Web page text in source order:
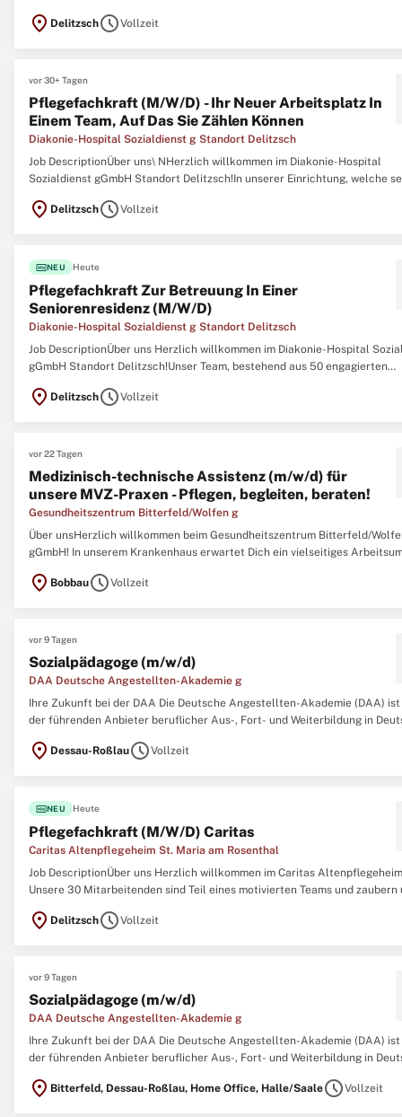
persönliche und kontinuierliche Betreuung unserer 400 Klient:innen.Eine
location_on DelitzschscheduleVollzeit
vor 30+ Tagen
Pflegefachkraft (M/W/D) - Ihr Neuer Arbeitsplatz In
Einem Team, Auf Das Sie Zählen Können
Diakonie-Hospital Sozialdienst g Standort Delitzsch
Job DescriptionÜber uns\ NHerzlich willkommen im Diakonie-Hospital
Sozialdienst gGmbH Standort Delitzsch!In unserer Einrichtung, welche
Professionalität unseren Klient:innen in der Region Delitzsch und
location_on DelitzschscheduleVollzeit
fiber_newNEU Heute
Pflegefachkraft Zur Betreuung In Einer
Seniorenresidenz (M/W/D)
Diakonie-Hospital Sozialdienst g Standort Delitzsch
Job DescriptionÜber uns Herzlich willkommen im Diakonie-Hospital
gGmbH Standort Delitzsch!Unser Team, bestehend aus 50 engagierten
persönliche und kontinuierliche Betreuung unserer 400 Klient:innen.Eine
location_on DelitzschscheduleVollzeit
vor 22 Tagen
Medizinisch-technische Assistenz (m/w/d) für
unsere MVZ-Praxen - Pflegen, begleiten, beraten!
Gesundheitszentrum Bitterfeld/Wolfen g
Über unsHerzlich willkommen beim Gesundheitszentrum Bitterfeld/
gGmbH! In unserem Krankenhaus erwartet Dich ein vielseitiges
jährlich etwa 14.900 stationäre und 17.000 ambulante Patient:innen in
location_on BobbauscheduleVollzeit
vor 9 Tagen
Sozialpädagoge (m/w/d)
DAA Deutsche Angestellten-Akademie g
Ihre Zukunft bei der DAA Die Deutsche Angestellten-Akademie (DAA)
der führenden Anbieter beruflicher Aus-, Fort- und Weiterbildung in
für berufliche Bildung. Mit einer Vielzahl von Angeboten unterstützen ...
location_on Dessau-RoßlauscheduleVollzeit
fiber_newNEU Heute
Pflegefachkraft (M/W/D) Caritas
Caritas Altenpflegeheim St. Maria am Rosenthal
Job DescriptionÜber uns Herzlich willkommen im Caritas
Unsere 30 Mitarbeitenden sind Teil eines motivierten Teams und zaubern
Berufsausbildung und staatliche Anerkennung\ N Bereitschaft zur Fort-
location_on DelitzschscheduleVollzeit
vor 9 Tagen
Sozialpädagoge (m/w/d)
DAA Deutsche Angestellten-Akademie g
Ihre Zukunft bei der DAA Die Deutsche Angestellten-Akademie (DAA)
der führenden Anbieter beruflicher Aus-, Fort- und Weiterbildung in
für berufliche Bildung. Mit einer Vielzahl von Angeboten unterstützen ...
location_on Bitterfeld, Dessau-Roßlau, Home Office, Halle/SaalescheduleVollzeit